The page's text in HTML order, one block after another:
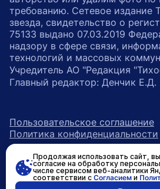
требованию. Сетевое издание
звезда, свидетельство о
75133 выдано 07.03.2019
надзору в сфере связи,
технологий и массовых
Учредитель АО "Редакция
Главный редактор: Денчик Е.Д.
Пользовательское соглашение
Политика конфиденциальности
ссылка
возрастное ограничение
ссылка на
Продолжая использовать сайт,
согласие на обработку
числе сервисом веб-аналитики
соответствии с Согласиеми